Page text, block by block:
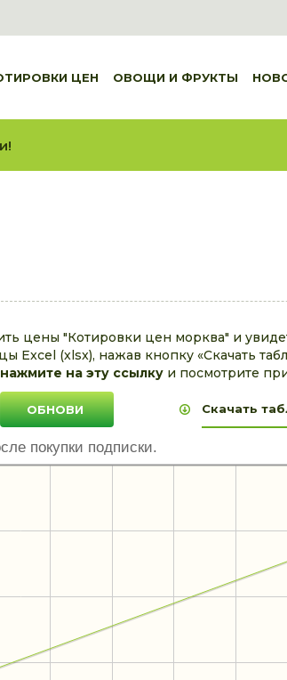
ЦЕН ОВОЩИ И ФРУКТЫ
цены "Котировки цен морква" и
Excel (xlsx), нажав кнопку «Скачать
нажмите на эту ссылку и посмотрите
Скачать
покупки подписки.